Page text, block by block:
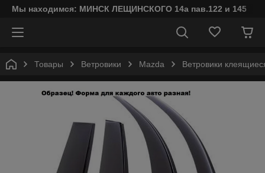
Мы находимся: МИНСК ЛЕЩИНСКОГО 14а пав.122 и 145
Товары Ветровики Mazda Ветровики